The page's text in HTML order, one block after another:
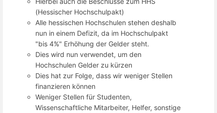
(Hessischer Hochschulpakt)
Alle hessischen Hochschulen stehen deshalb
nun in einem Defizit, da im Hochschulpakt
"bis 4%" Erhöhung der Gelder steht.
Dies wird nun verwendet, um den
Hochschulen Gelder zu kürzen
Dies hat zur Folge, dass wir weniger Stellen
finanzieren können
Weniger Stellen für Studenten,
Wissenschaftliche Mitarbeiter, Helfer, sonstige